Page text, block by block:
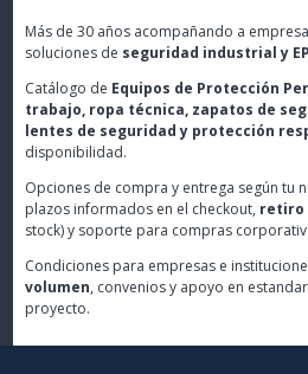
Más de 30 años acompañando a
soluciones de seguridad industrial y
Catálogo de Equipos de Protección
trabajo, ropa técnica, zapatos de
lentes de seguridad y protección
disponibilidad.
Opciones de compra y entrega según tu
plazos informados en el checkout, retiro
stock) y soporte para compras
Condiciones para empresas e
volumen, convenios y apoyo en
proyecto.